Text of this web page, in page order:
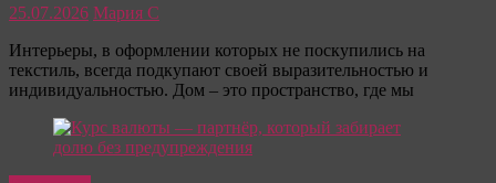
25.07.2026 Мария С
Интерьеры, в оформлении которых не поскупились на
текстиль, всегда подкупают своей выразительностью и
индивидуальностью. Дом – это пространство, где мы